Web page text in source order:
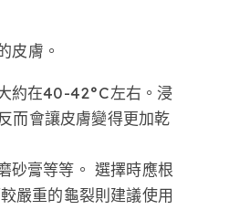
皮膚。
約在40-42°C左右。浸
而會讓皮膚變得更加乾
砂膏等等。 選擇時應根
嚴重的龜裂則建議使用